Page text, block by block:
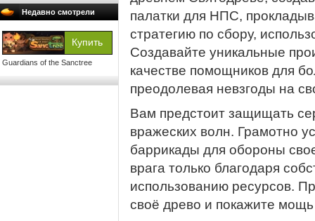
Недавно смотрели
Guardians of the Sanctree
палатки для НПС,
стратегию по сбору,
Создавайте уникальные
качестве помощников для
преодолевая невзгоды на
Вам предстоит защищать
вражеских волн. Грамотно
баррикады для обороны
врага только благодаря
использованию ресурсов.
своё древо и покажите